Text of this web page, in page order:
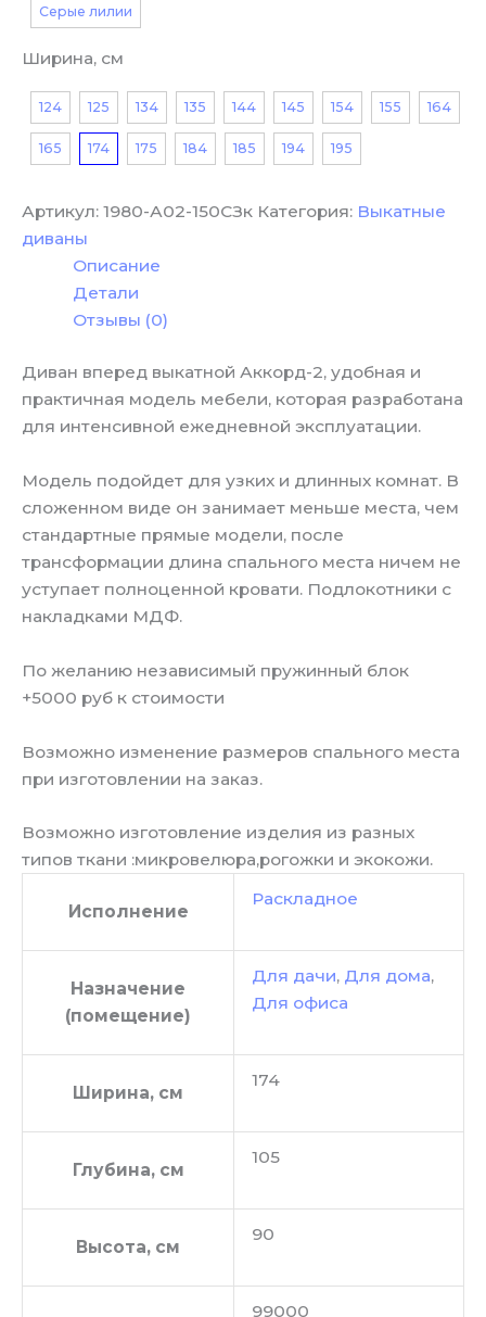
Серые лилии
Ширина, см
124 125 134 135 144 145 154 155 164
165 174 175 184 185 194 195
Артикул: 1980-А02-150СЗк Категория: Выкатные
диваны
Описание
Детали
Отзывы (0)
Диван вперед выкатной Аккорд-2, удобная и
практичная модель мебели, которая разработана
для интенсивной ежедневной эксплуатации.
Модель подойдет для узких и длинных комнат. В
сложенном виде он занимает меньше места, чем
стандартные прямые модели, после
трансформации длина спального места ничем не
уступает полноценной кровати. Подлокотники с
накладками МДФ.
По желанию независимый пружинный блок
+5000 руб к стоимости
Возможно изменение размеров спального места
при изготовлении на заказ.
Возможно изготовление изделия из разных
типов ткани :микровелюра,рогожки и экокожи.
Исполнение
Раскладное
Назначение
(помещение)
Для дачи, Для дома,
Для офиса
Ширина, см
174
Глубина, см
105
Высота, см
90
99000